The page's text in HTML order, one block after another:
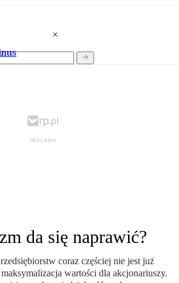
da się naprawić?
coraz częściej nie jest już
wartości dla akcjonariuszy.